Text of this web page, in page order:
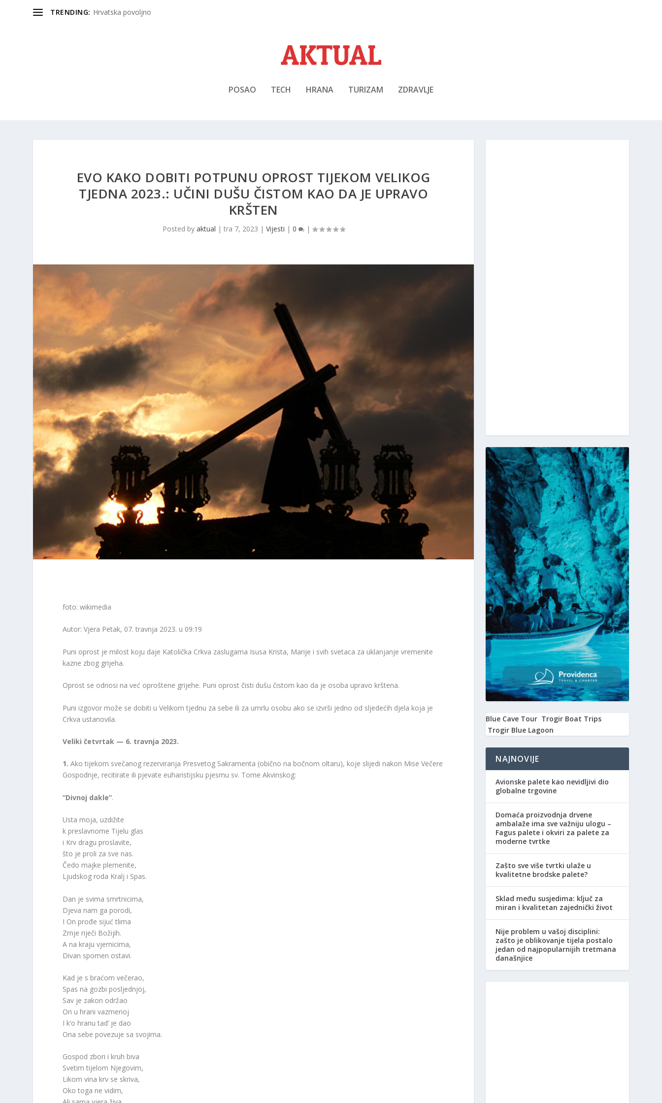
TRENDING: Hrvatska povoljno
POSAO TECH HRANA TURIZAM ZDRAVLJE
EVO KAKO DOBITI POTPUNU OPROST TIJEKOM VELIKOG
TJEDNA 2023.: UČINI DUŠU ČISTOM KAO DA JE UPRAVO
KRŠTEN
Posted by aktual | tra 7, 2023 | Vijesti | 0 |
foto: wikimedia
Autor: Vjera Petak, 07. travnja 2023. u 09:19
Puni oprost je milost koju daje Katolička Crkva zaslugama Isusa Krista, Marije i svih svetaca za uklanjanje vremenite
kazne zbog grijeha.
Oprost se odnosi na već oproštene grijehe. Puni oprost čisti dušu čistom kao da je osoba upravo krštena.
Puni izgovor može se dobiti u Velikom tjednu za sebe ili za umrlu osobu ako se izvrši jedno od sljedećih djela koja je
Crkva ustanovila.
Veliki četvrtak — 6. travnja 2023.
1. Ako tijekom svečanog rezerviranja Presvetog Sakramenta (obično na bočnom oltaru), koje slijedi nakon Mise Večere
Gospodnje, recitirate ili pjevate euharistijsku pjesmu sv. Tome Akvinskog:
“Divnoj dakle”.
Usta moja, uzdižite
k preslavnome Tijelu glas
i Krv dragu proslavite,
što je proli za sve nas.
Čedo majke plemenite,
Ljudskog roda Kralj i Spas.
Dan je svima smrtnicima,
Djeva nam ga porodi,
I On prođe sijuć tlima
Zrnje riječi Božijih.
A na kraju vjernicima,
Divan spomen ostavi.
Kad je s braćom večerao,
Spas na gozbi posljednjoj,
Sav je zakon održao
On u hrani vazmenoj
I k’o hranu tad’ je dao
Ona sebe povezuje sa svojima.
Gospod zbori i kruh biva
Svetim tijelom Njegovim,
Likom vina krv se skriva,
Oko toga ne vidim,
Blue Cave Tour Trogir Boat Trips
Trogir Blue Lagoon
NAJNOVIJE
Avionske palete kao nevidljivi dio
globalne trgovine
Domaća proizvodnja drvene
ambalaže ima sve važniju ulogu –
Fagus palete i okviri za palete za
moderne tvrtke
Zašto sve više tvrtki ulaže u
kvalitetne brodske palete?
Sklad među susjedima: ključ za
miran i kvalitetan zajednički život
Nije problem u vašoj disciplini:
zašto je oblikovanje tijela postalo
jedan od najpopularnijih tretmana
današnjice